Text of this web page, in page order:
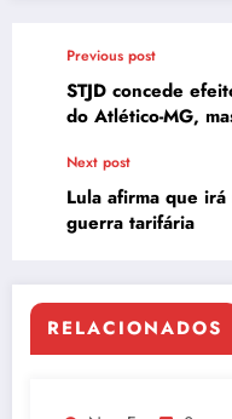
Previous post
STJD concede
do Atlético-MG,
Next post
Lula afirma que
guerra tarifária
RELACIONADOS